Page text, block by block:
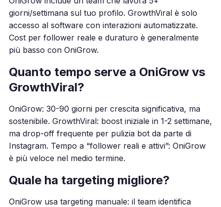
giorni/settimana sul tuo profilo. GrowthViral è solo
accesso al software con interazioni automatizzate.
Cost per follower reale e duraturo è generalmente
più basso con OniGrow.
Quanto tempo serve a OniGrow vs
GrowthViral?
OniGrow: 30-90 giorni per crescita significativa, ma
sostenibile. GrowthViral: boost iniziale in 1-2 settimane,
ma drop-off frequente per pulizia bot da parte di
Instagram. Tempo a “follower reali e attivi”: OniGrow
è più veloce nel medio termine.
Quale ha targeting migliore?
OniGrow usa targeting manuale: il team identifica